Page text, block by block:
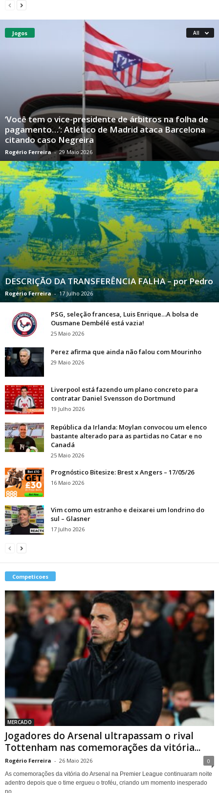
Jogos All
‘Você tem o vice-presidente de árbitros na folha de
pagamento…’: Atlético de Madrid ataca Barcelona
citando caso Negreira
Rogério Ferreira - 29 Maio 2026
DESCRIÇÃO DA TRANSFERÊNCIA FALHA – por Pedro
Rogério Ferreira - 17 Julho 2026
PSG, seleção francesa, Luis Enrique…A bolsa de
Ousmane Dembélé está vazia!
25 Maio 2026
Perez afirma que ainda não falou com Mourinho
29 Maio 2026
Liverpool está fazendo um plano concreto para
contratar Daniel Svensson do Dortmund
19 Julho 2026
República da Irlanda: Moylan convocou um elenco
bastante alterado para as partidas no Catar e no
Canadá
25 Maio 2026
Prognóstico Bitesize: Brest x Angers – 17/05/26
16 Maio 2026
Vim como um estranho e deixarei um londrino do
sul – Glasner
17 Julho 2026
Competicoes
MERCADO
Jogadores do Arsenal ultrapassam o rival
Tottenham nas comemorações da vitória...
Rogério Ferreira - 26 Maio 2026 0
As comemorações da vitória do Arsenal na Premier League continuaram noite
adentro depois que o time ergueu o troféu, criando um momento inesperado
no...